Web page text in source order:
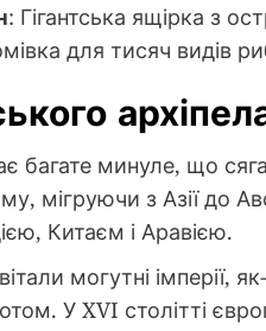
: Гігантська ящірка з
для тисяч видів
багате минуле, що
мігруючи з Азії до
Китаєм і Аравією.
могутні імперії,
У XVI столітті